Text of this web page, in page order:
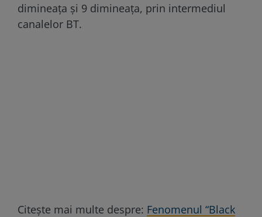
dimineața și 9 dimineața, prin intermediul
canalelor BT.
Citește mai multe despre: Fenomenul “Black